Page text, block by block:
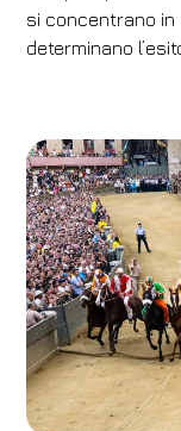
si concentrano in
determinano